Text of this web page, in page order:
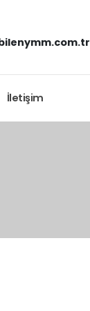
İletişim